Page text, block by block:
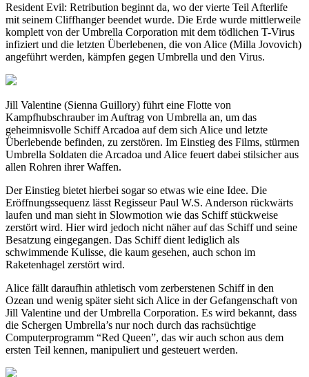
Resident Evil: Retribution beginnt da, wo der vierte Teil Afterlife
mit seinem Cliffhanger beendet wurde. Die Erde wurde mittlerweile
komplett von der Umbrella Corporation mit dem tödlichen T-Virus
infiziert und die letzten Überlebenen, die von Alice (Milla Jovovich)
angeführt werden, kämpfen gegen Umbrella und den Virus.
Jill Valentine (Sienna Guillory) führt eine Flotte von
Kampfhubschrauber im Auftrag von Umbrella an, um das
geheimnisvolle Schiff Arcadoa auf dem sich Alice und letzte
Überlebende befinden, zu zerstören. Im Einstieg des Films, stürmen
Umbrella Soldaten die Arcadoa und Alice feuert dabei stilsicher aus
allen Rohren ihrer Waffen.
Der Einstieg bietet hierbei sogar so etwas wie eine Idee. Die
Eröffnungssequenz lässt Regisseur Paul W.S. Anderson rückwärts
laufen und man sieht in Slowmotion wie das Schiff stückweise
zerstört wird. Hier wird jedoch nicht näher auf das Schiff und seine
Besatzung eingegangen. Das Schiff dient lediglich als
schwimmende Kulisse, die kaum gesehen, auch schon im
Raketenhagel zerstört wird.
Alice fällt daraufhin athletisch vom zerberstenen Schiff in den
Ozean und wenig später sieht sich Alice in der Gefangenschaft von
Jill Valentine und der Umbrella Corporation. Es wird bekannt, dass
die Schergen Umbrella’s nur noch durch das rachsüchtige
Computerprogramm “Red Queen”, das wir auch schon aus dem
ersten Teil kennen, manipuliert und gesteuert werden.